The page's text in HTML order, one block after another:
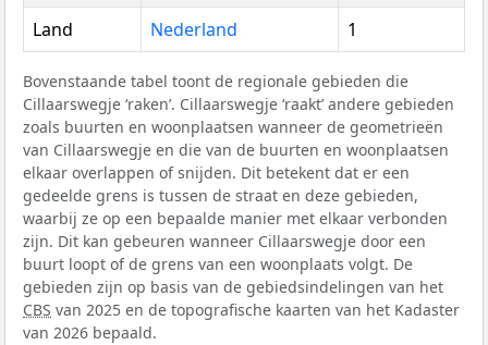
Land Nederland 1
Bovenstaande tabel toont de regionale gebieden die
Cillaarswegje ‘raken’. Cillaarswegje ‘raakt’ andere gebieden
zoals buurten en woonplaatsen wanneer de geometrieën
van Cillaarswegje en die van de buurten en woonplaatsen
elkaar overlappen of snijden. Dit betekent dat er een
gedeelde grens is tussen de straat en deze gebieden,
waarbij ze op een bepaalde manier met elkaar verbonden
zijn. Dit kan gebeuren wanneer Cillaarswegje door een
buurt loopt of de grens van een woonplaats volgt. De
gebieden zijn op basis van de gebiedsindelingen van het
CBS van 2025 en de topografische kaarten van het Kadaster
van 2026 bepaald.